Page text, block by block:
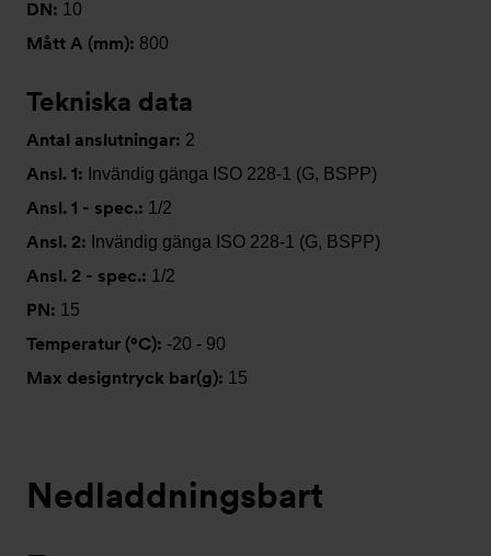
DN: 10
Mått A (mm): 800
Tekniska data
Antal anslutningar: 2
Ansl. 1: Invändig gänga ISO 228-1 (G, BSPP)
Ansl. 1 - spec.: 1/2
Ansl. 2: Invändig gänga ISO 228-1 (G, BSPP)
Ansl. 2 - spec.: 1/2
PN: 15
Temperatur (°C): -20 - 90
Max designtryck bar(g): 15
Nedladdningsbart